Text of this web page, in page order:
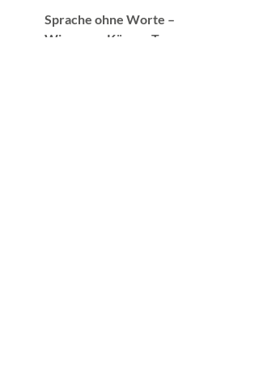
Sprache ohne Worte –
Wie unser Körper Trauma